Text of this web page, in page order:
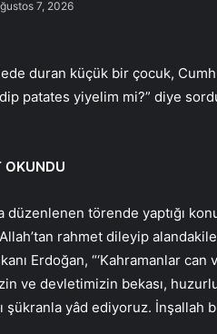
7, 2026
duran küçük bir çocuk,
patates yiyelim mi?” diye
OKUNDU
düzenlenen törende yaptığı
rahmet dileyip
Erdoğan, “‘Kahramanlar
ve devletimizin bekası,
şükranla yâd ediyoruz. İnşallah